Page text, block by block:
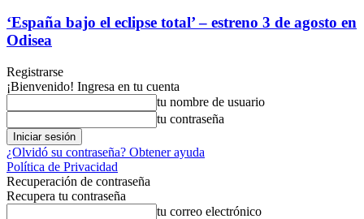
‘España bajo el eclipse total’ – estreno 3 de agosto en
Odisea
Registrarse
¡Bienvenido! Ingresa en tu cuenta
tu nombre de usuario
tu contraseña
¿Olvidó su contraseña? Obtener ayuda
Política de Privacidad
Recuperación de contraseña
Recupera tu contraseña
tu correo electrónico